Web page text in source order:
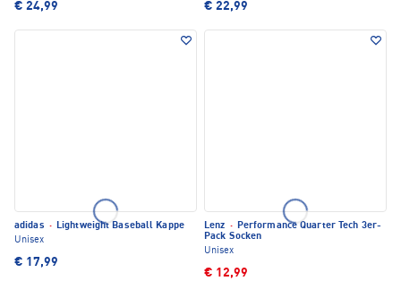
€ 24,99 € 22,99
adidas · Lightweight Baseball Kappe
Unisex
€ 17,99
Lenz · Performance Quarter Tech 3er-
Pack Socken
Unisex
€ 12,99